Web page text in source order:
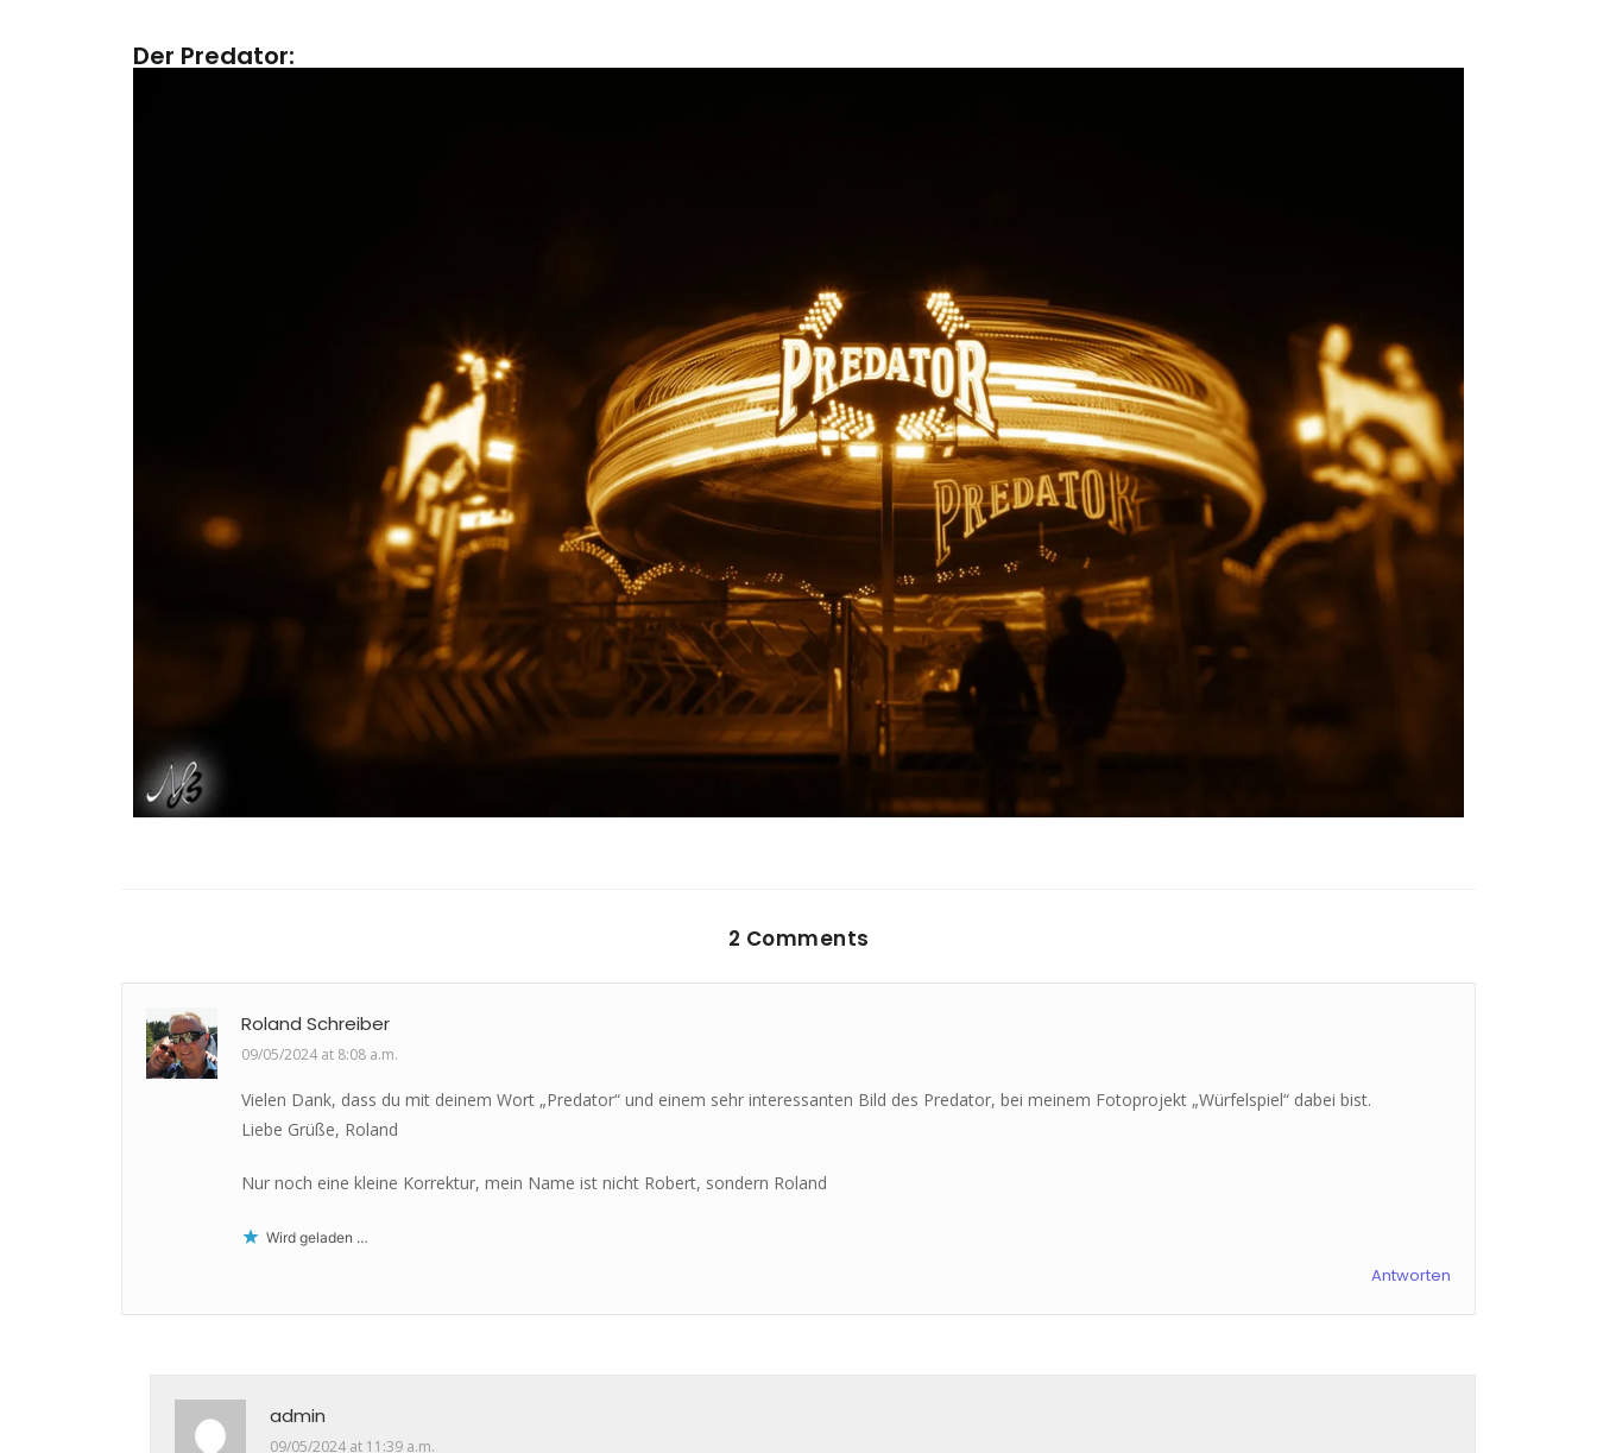
Der Predator:
2 Comments
Roland Schreiber
09/05/2024 at 8:08 a.m.
Vielen Dank, dass du mit deinem Wort „Predator“ und einem sehr interessanten Bild des Predator, bei meinem Fotoprojekt „Würfelspiel“ dabei bist.
Liebe Grüße, Roland
Nur noch eine kleine Korrektur, mein Name ist nicht Robert, sondern Roland
Wird geladen …
Antworten
admin
09/05/2024 at 11:39 a.m.